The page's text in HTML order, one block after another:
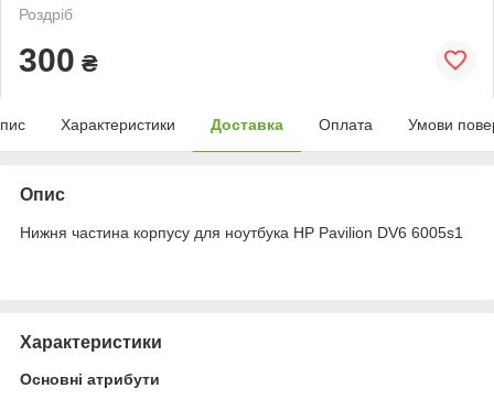
Роздріб
300 ₴
Характеристики Доставка Оплата Умови
Опис
Нижня частина корпусу для ноутбука HP Pavilion DV6 6005s1
Характеристики
Основні атрибути